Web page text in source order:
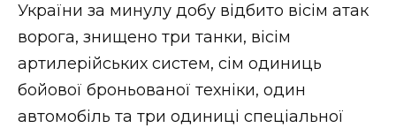
України за минулу добу відбито вісім атак
ворога, знищено три танки, вісім
артилерійських систем, сім одиниць
бойової броньованої техніки, один
автомобіль та три одиниці спеціальної